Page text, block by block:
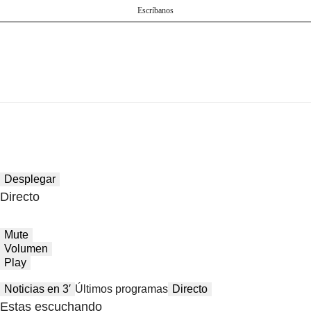
Escríbanos
Desplegar
Directo
Mute
Volumen
Play
Noticias en 3′ Últimos programas Directo
Estas escuchando